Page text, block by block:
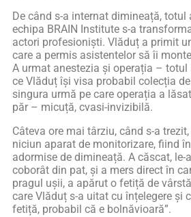
De când s-a internat dimineață,
echipa BRAIN Institute s-a
actori profesioniști. Vlăduț a primit
care a permis asistentelor să îi
A urmat anestezia și operația – totul
ce Vlăduț își visa probabil colecția
singura urmă pe care operația a
păr – micuță, cvasi-invizibilă.
Câteva ore mai târziu, când s-a
niciun aparat de monitorizare, fiind
adormise de dimineață. A căscat, le-
coborât din pat, și a mers direct în
pragul ușii, a apărut o fetiță de
care Vlăduț s-a uitat cu înțelegere și
fetiță, probabil că e bolnăvioară”.